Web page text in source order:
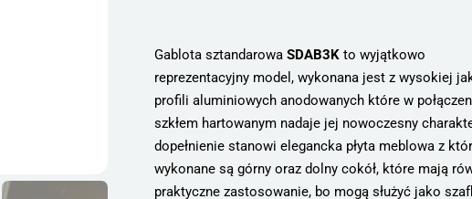
Gablota sztandarowa SDAB3K to wyjątkowo
reprezentacyjny model, wykonana jest z wysokiej
profili aluminiowych anodowanych które w
szkłem hartowanym nadaje jej nowoczesny
dopełnienie stanowi elegancka płyta meblowa z
wykonane są górny oraz dolny cokół, które mają
praktyczne zastosowanie, bo mogą służyć jako